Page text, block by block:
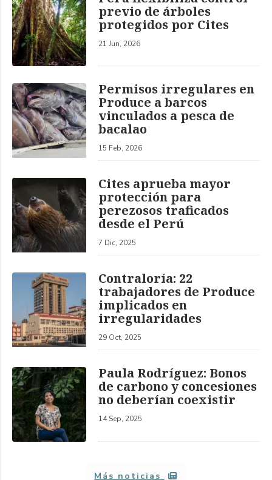
previo de árboles
protegidos por Cites
21 Jun, 2026
Permisos irregulares en
Produce a barcos
vinculados a pesca de
bacalao
15 Feb, 2026
Cites aprueba mayor
protección para
perezosos traficados
desde el Perú
7 Dic, 2025
Contraloría: 22
trabajadores de Produce
implicados en
irregularidades
29 Oct, 2025
Paula Rodríguez: Bonos
de carbono y concesiones
no deberían coexistir
14 Sep, 2025
Más noticias